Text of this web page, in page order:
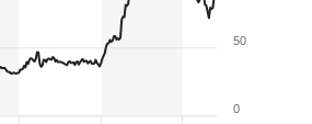
0
50